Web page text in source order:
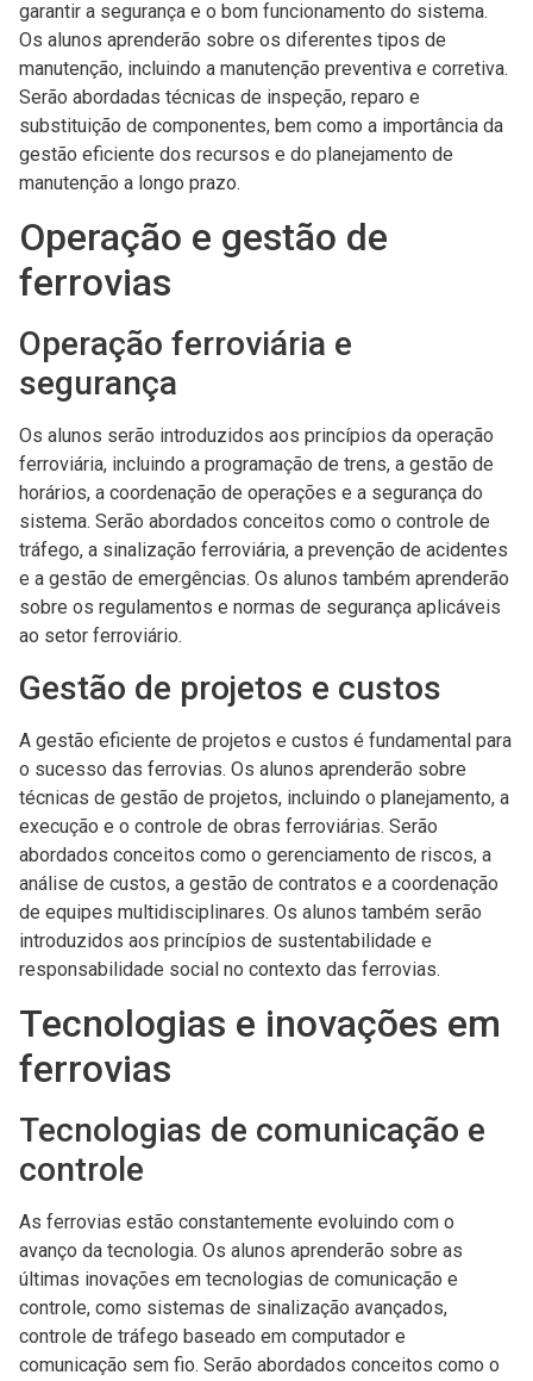
garantir a segurança e o bom funcionamento do sistema.
Os alunos aprenderão sobre os diferentes tipos de
manutenção, incluindo a manutenção preventiva e corretiva.
Serão abordadas técnicas de inspeção, reparo e
substituição de componentes, bem como a importância da
gestão eficiente dos recursos e do planejamento de
manutenção a longo prazo.
Operação e gestão de
ferrovias
Operação ferroviária e
segurança
Os alunos serão introduzidos aos princípios da operação
ferroviária, incluindo a programação de trens, a gestão de
horários, a coordenação de operações e a segurança do
sistema. Serão abordados conceitos como o controle de
tráfego, a sinalização ferroviária, a prevenção de acidentes
e a gestão de emergências. Os alunos também aprenderão
sobre os regulamentos e normas de segurança aplicáveis
ao setor ferroviário.
Gestão de projetos e custos
A gestão eficiente de projetos e custos é fundamental para
o sucesso das ferrovias. Os alunos aprenderão sobre
técnicas de gestão de projetos, incluindo o planejamento, a
execução e o controle de obras ferroviárias. Serão
abordados conceitos como o gerenciamento de riscos, a
análise de custos, a gestão de contratos e a coordenação
de equipes multidisciplinares. Os alunos também serão
introduzidos aos princípios de sustentabilidade e
responsabilidade social no contexto das ferrovias.
Tecnologias e inovações em
ferrovias
Tecnologias de comunicação e
controle
As ferrovias estão constantemente evoluindo com o
avanço da tecnologia. Os alunos aprenderão sobre as
últimas inovações em tecnologias de comunicação e
controle, como sistemas de sinalização avançados,
controle de tráfego baseado em computador e
comunicação sem fio. Serão abordados conceitos como o